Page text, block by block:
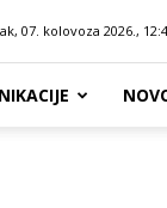
07. kolovoza 2026.,